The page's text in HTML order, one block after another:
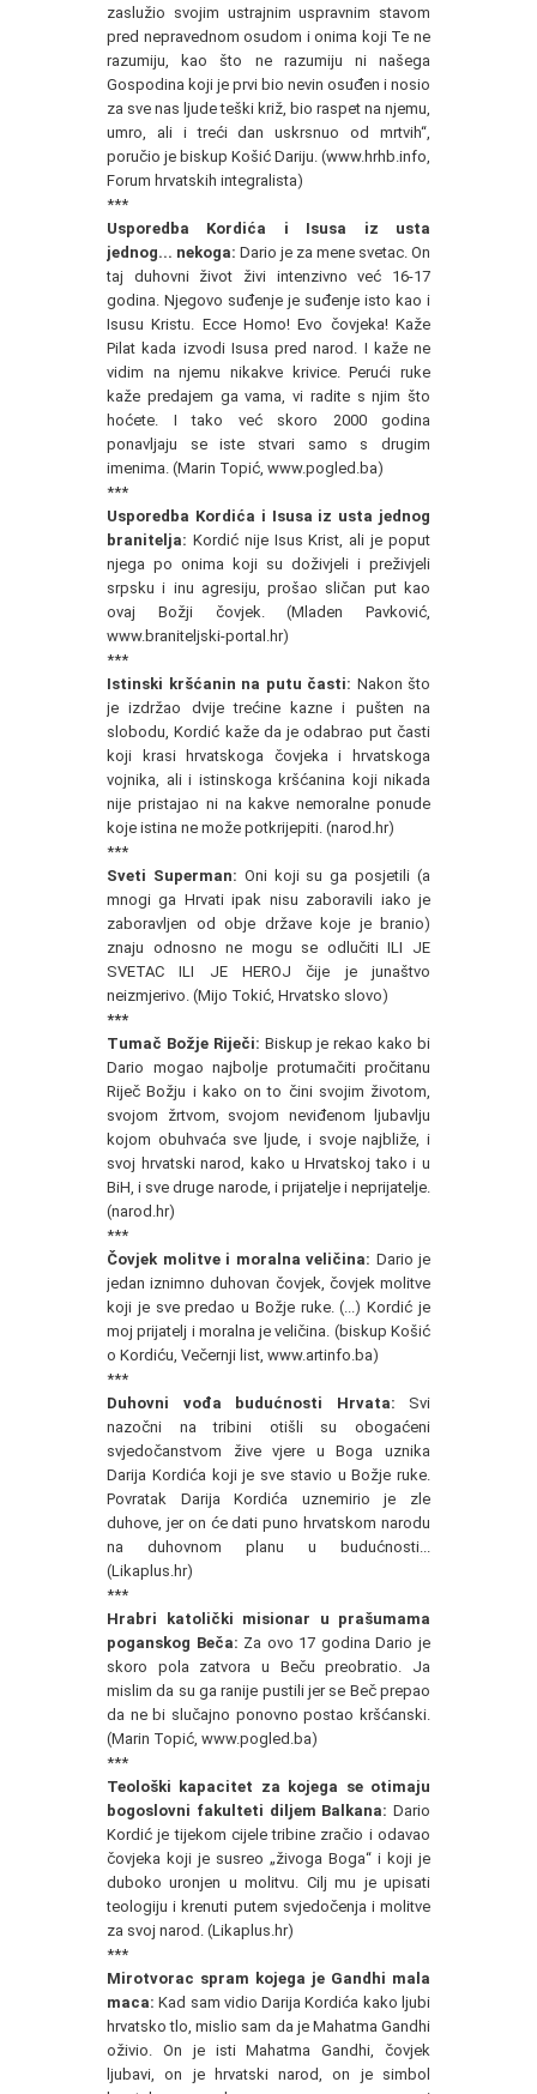
zaslužio svojim ustrajnim uspravnim stavom
pred nepravednom osudom i onima koji Te ne
razumiju, kao što ne razumiju ni našega
Gospodina koji je prvi bio nevin osuđen i nosio
za sve nas ljude teški križ, bio raspet na njemu,
umro, ali i treći dan uskrsnuo od mrtvih“,
poručio je biskup Košić Dariju. (www.hrhb.info,
Forum hrvatskih integralista)
***
Usporedba Kordića i Isusa iz usta
jednog... nekoga: Dario je za mene svetac. On
taj duhovni život živi intenzivno već 16-17
godina. Njegovo suđenje je suđenje isto kao i
Isusu Kristu. Ecce Homo! Evo čovjeka! Kaže
Pilat kada izvodi Isusa pred narod. I kaže ne
vidim na njemu nikakve krivice. Perući ruke
kaže predajem ga vama, vi radite s njim što
hoćete. I tako već skoro 2000 godina
ponavljaju se iste stvari samo s drugim
imenima. (Marin Topić, www.pogled.ba)
***
Usporedba Kordića i Isusa iz usta jednog
branitelja: Kordić nije Isus Krist, ali je poput
njega po onima koji su doživjeli i preživjeli
srpsku i inu agresiju, prošao sličan put kao
ovaj Božji čovjek. (Mladen Pavković,
www.braniteljski-portal.hr)
***
Istinski kršćanin na putu časti: Nakon što
je izdržao dvije trećine kazne i pušten na
slobodu, Kordić kaže da je odabrao put časti
koji krasi hrvatskoga čovjeka i hrvatskoga
vojnika, ali i istinskoga kršćanina koji nikada
nije pristajao ni na kakve nemoralne ponude
koje istina ne može potkrijepiti. (narod.hr)
***
Sveti Superman: Oni koji su ga posjetili (a
mnogi ga Hrvati ipak nisu zaboravili iako je
zaboravljen od obje države koje je branio)
znaju odnosno ne mogu se odlučiti ILI JE
SVETAC ILI JE HEROJ čije je junaštvo
neizmjerivo. (Mijo Tokić, Hrvatsko slovo)
***
Tumač Božje Riječi: Biskup je rekao kako bi
Dario mogao najbolje protumačiti pročitanu
Riječ Božju i kako on to čini svojim životom,
svojom žrtvom, svojom neviđenom ljubavlju
kojom obuhvaća sve ljude, i svoje najbliže, i
svoj hrvatski narod, kako u Hrvatskoj tako i u
BiH, i sve druge narode, i prijatelje i neprijatelje.
(narod.hr)
***
Čovjek molitve i moralna veličina: Dario je
jedan iznimno duhovan čovjek, čovjek molitve
koji je sve predao u Božje ruke. (...) Kordić je
moj prijatelj i moralna je veličina. (biskup Košić
o Kordiću, Večernji list, www.artinfo.ba)
***
Duhovni vođa budućnosti Hrvata: Svi
nazočni na tribini otišli su obogaćeni
svjedočanstvom žive vjere u Boga uznika
Darija Kordića koji je sve stavio u Božje ruke.
Povratak Darija Kordića uznemirio je zle
duhove, jer on će dati puno hrvatskom narodu
na duhovnom planu u budućnosti...
(Likaplus.hr)
***
Hrabri katolički misionar u prašumama
poganskog Beča: Za ovo 17 godina Dario je
skoro pola zatvora u Beču preobratio. Ja
mislim da su ga ranije pustili jer se Beč prepao
da ne bi slučajno ponovno postao kršćanski.
(Marin Topić, www.pogled.ba)
***
Teološki kapacitet za kojega se otimaju
bogoslovni fakulteti diljem Balkana: Dario
Kordić je tijekom cijele tribine zračio i odavao
čovjeka koji je susreo „živoga Boga“ i koji je
duboko uronjen u molitvu. Cilj mu je upisati
teologiju i krenuti putem svjedočenja i molitve
za svoj narod. (Likaplus.hr)
***
Mirotvorac spram kojega je Gandhi mala
maca:Kad sam vidio Darija Kordića kako ljubi
hrvatsko tlo, mislio sam da je Mahatma Gandhi
oživio. On je isti Mahatma Gandhi, čovjek
ljubavi, on je hrvatski narod, on je simbol